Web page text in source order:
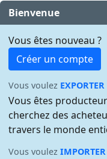
Bienvenue
Vous êtes nouveau ?
Créer un compte
Vous voulez EXPORTER
Vous êtes
cherchez des
travers le monde
Vous voulezIMPORTER